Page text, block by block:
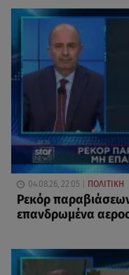
04.08.26, 22:05 ΠΟΛΙΤΙΚΗ
Ρεκόρ
επανδρωμένα